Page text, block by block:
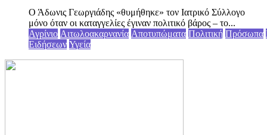
Ο Άδωνις Γεωργιάδης «θυμήθηκε» τον Ιατρικό Σύλλογο
μόνο όταν οι καταγγελίες έγιναν πολιτικό βάρος – το...
Αγρίνιο Αιτωλοακαρνανία Αποτυπώματα Πολιτική Πρόσωπα
Ειδήσεων Υγεία